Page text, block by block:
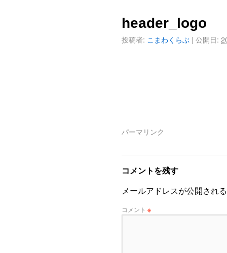
header_logo
投稿者: こまわくらぶ | 公開日:
パーマリンク
コメントを残す
メールアドレスが公開され
コメント ※